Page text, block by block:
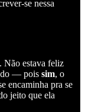
se nessa
Não estava feliz
— pois sim, o
encaminha pra se
jeito que ela